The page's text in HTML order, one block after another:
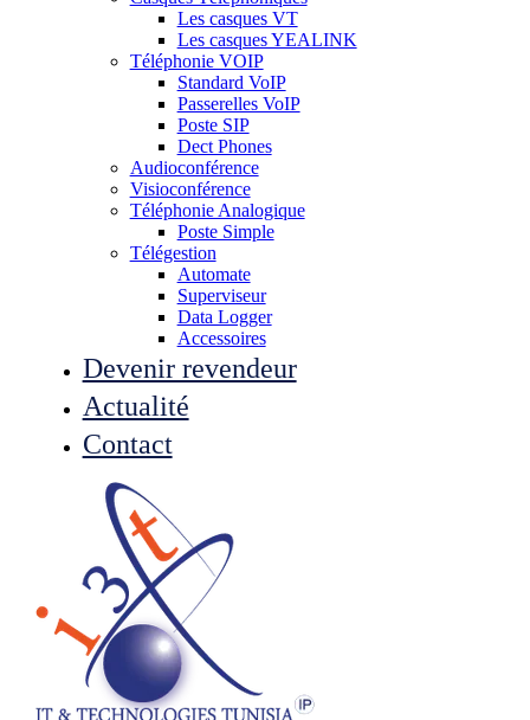
Les casques VT
Les casques YEALINK
Téléphonie VOIP
Standard VoIP
Passerelles VoIP
Poste SIP
Dect Phones
Audioconférence
Visioconférence
Téléphonie Analogique
Poste Simple
Télégestion
Automate
Superviseur
Data Logger
Accessoires
Devenir revendeur
Actualité
Contact